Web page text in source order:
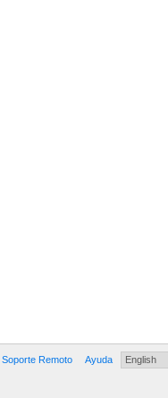
Soporte Remoto Ayuda